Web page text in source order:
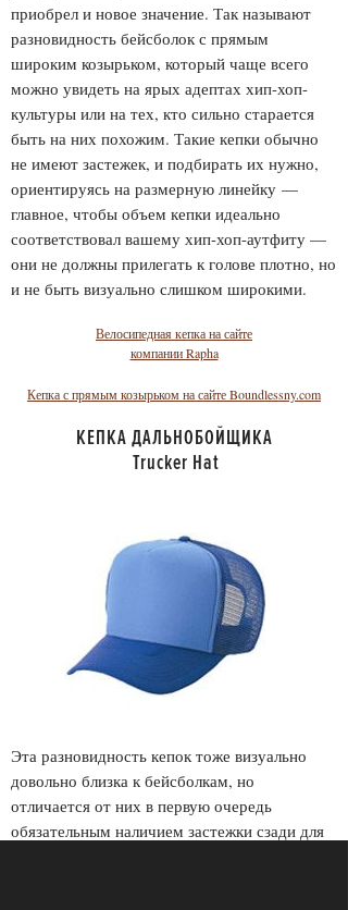
приобрел и новое значение. Так называют
разновидность бейсболок с прямым
широким козырьком, который чаще всего
можно увидеть на ярых адептах хип-хоп-
культуры или на тех, кто сильно старается
быть на них похожим. Такие кепки обычно
не имеют застежек, и подбирать их нужно,
ориентируясь на размерную линейку —
главное, чтобы объем кепки идеально
соответствовал вашему хип-хоп-аутфиту —
они не должны прилегать к голове плотно, но
и не быть визуально слишком широкими.
Велосипедная кепка на сайте
компании Rapha
Кепка с прямым козырьком на сайте Boundlessny.com
КЕПКА ДАЛЬНОБОЙЩИКА
Trucker Hat
Эта разновидность кепок тоже визуально
довольно близка к бейсболкам, но
отличается от них в первую очередь
обязательным наличием застежки сзади для